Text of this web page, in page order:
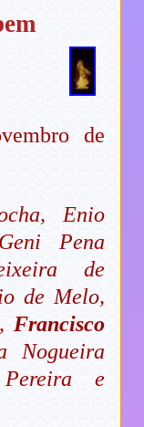
de
Enio
Pena
de
de Melo,
Francisco
Nogueira
e